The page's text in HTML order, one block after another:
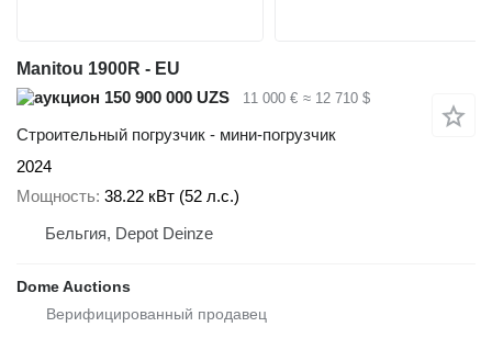
Manitou 1900R - EU
150 900 000 UZS
11 000 € ≈ 12 710 $
Строительный погрузчик - мини-погрузчик
2024
Мощность 38.22 кВт (52 л.с.)
Бельгия, Depot Deinze
Dome Auctions